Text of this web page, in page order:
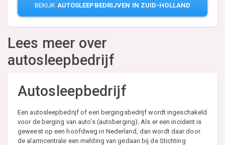
BEKIJK AUTOSLEEPBEDRIJVEN IN ZUID-HOLLAND
Lees meer over
autosleepbedrijf
Autosleepbedrijf
Een autosleepbedrijf of een bergingsbedrijf wordt ingeschakeld
voor de berging van auto's (autoberging). Als er een incident is
geweest op een hoofdweg in Nederland, dan wordt daar door
de alarmcentrale een melding van gedaan bij de Stichting